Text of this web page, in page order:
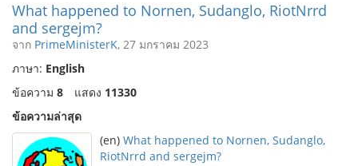
What happened to Nornen, Sudanglo, RiotNrrd
and sergejm?
จาก PrimeMinisterK, 27 มกราคม 2023
ภาษา: English
ข้อความ 8 แสดง 11330
ข้อความล่าสุด
(en) What happened to Nornen, Sudanglo,
RiotNrrd and sergejm?